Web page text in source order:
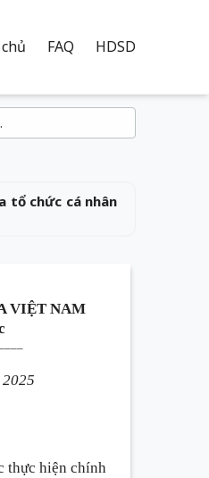
FAQ HDSD
tổ chức cá nhân
VIỆT NAM
thực hiện chính